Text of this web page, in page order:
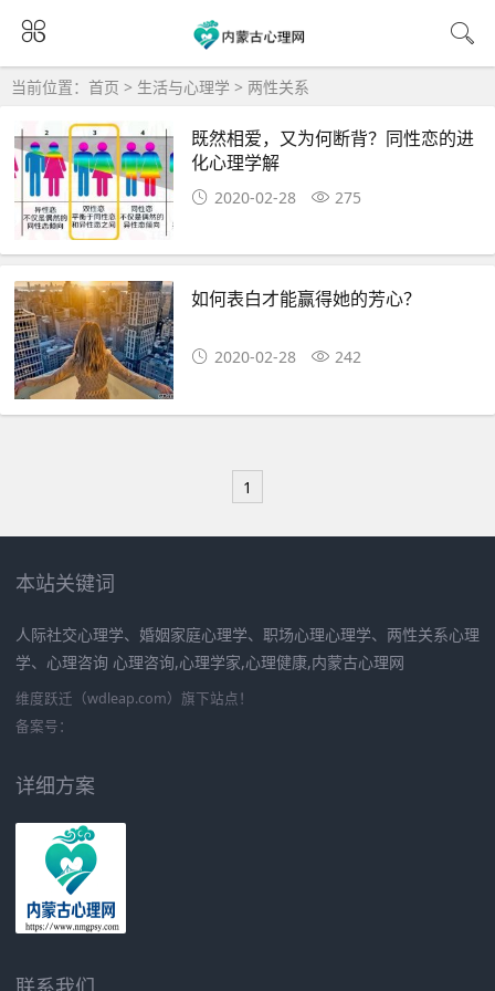
当前位置： 首页 > 生活与心理学 > 两性关系
既然相爱，又为何断背？同性恋的进
化心理学解
2020-02-28 275
如何表白才能赢得她的芳心？
2020-02-28 242
1
本站关键词
人际社交心理学、婚姻家庭心理学、职场心理心理学、两性关系心理
学、心理咨询 心理咨询,心理学家,心理健康,内蒙古心理网
维度跃迁（wdleap.com）旗下站点！
备案号：
详细方案